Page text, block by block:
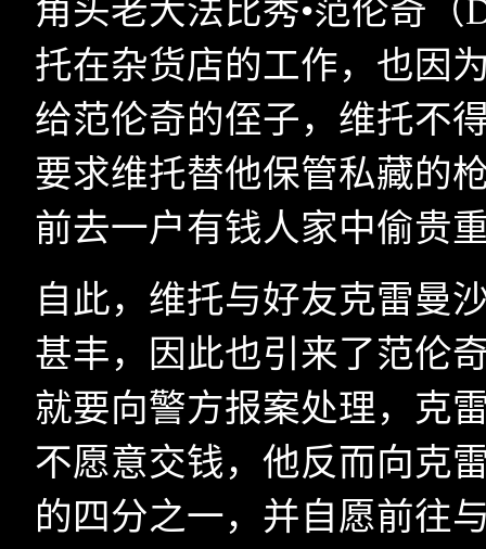
角头老大法比秀•范伦奇（
托在杂货店的工作，也因
给范伦奇的侄子，维托不
要求维托替他保管私藏的
前去一户有钱人家中偷贵
自此，维托与好友克雷曼
甚丰，因此也引来了范伦
就要向警方报案处理，克
不愿意交钱，他反而向克
的四分之一，并自愿前往